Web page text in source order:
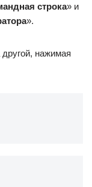
строка» и
».
нажимая